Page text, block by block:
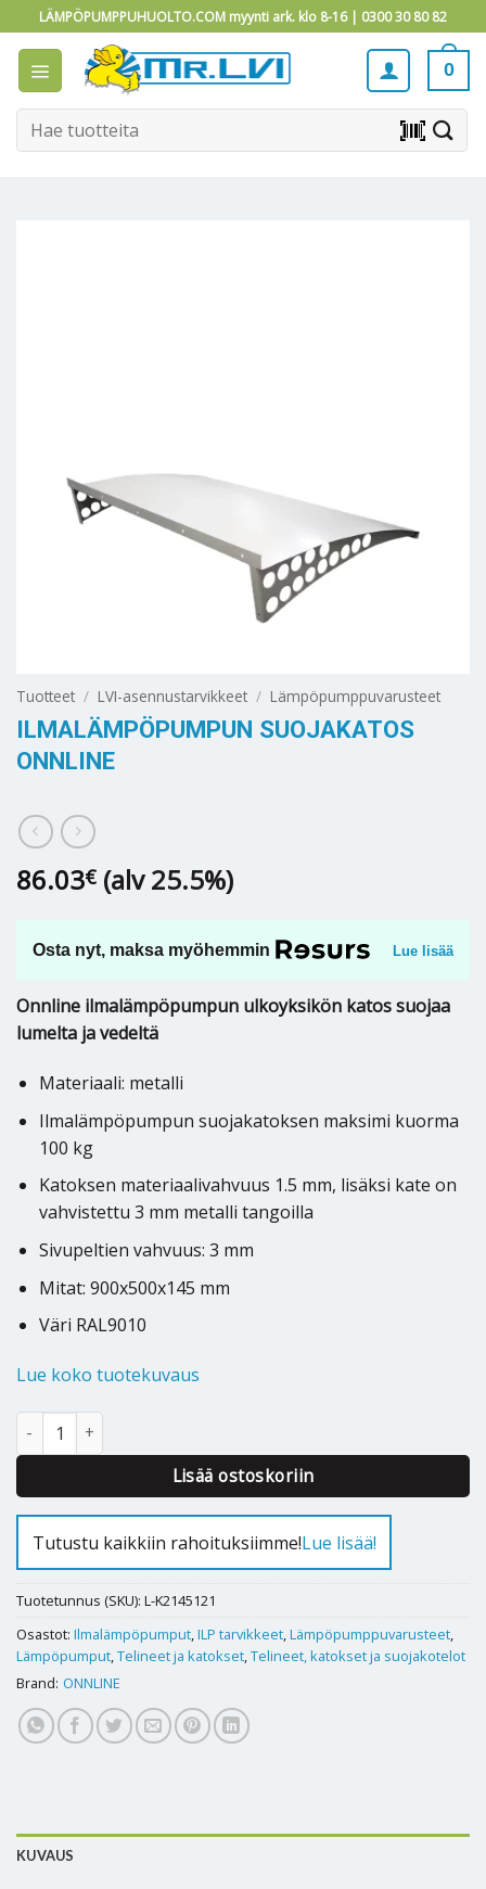
to
content
LÄMPÖPUMPPUHUOLTO.COM myynti ark. klo 8-16 | 0300 30 80 82
0
Etsi: barcode_scanner
Tuotteet / LVI-asennustarvikkeet / Lämpöpumppuvarusteet
ILMALÄMPÖPUMPUN SUOJAKATOS
ONNLINE
86.03€ (alv 25.5%)
Osta nyt, maksa myöhemmin Lue lisää
Onnline ilmalämpöpumpun ulkoyksikön katos suojaa
lumelta ja vedeltä
Materiaali: metalli
Ilmalämpöpumpun suojakatoksen maksimi kuorma
100 kg
Katoksen materiaalivahvuus 1.5 mm, lisäksi kate on
vahvistettu 3 mm metalli tangoilla
Sivupeltien vahvuus: 3 mm
Mitat: 900x500x145 mm
Väri RAL9010
Lue koko tuotekuvaus
Ilmalämpöpumpun suojakatos Onnline määrä
Lisää ostoskoriin
Alternative:
Tutustu kaikkiin rahoituksiimme!Lue lisää!
Tuotetunnus (SKU): L-K2145121
Osastot: Ilmalämpöpumput,ILP tarvikkeet,Lämpöpumppuvarusteet,
Lämpöpumput,Telineet ja katokset,Telineet, katokset ja suojakotelot
Brand: ONNLINE
KUVAUS